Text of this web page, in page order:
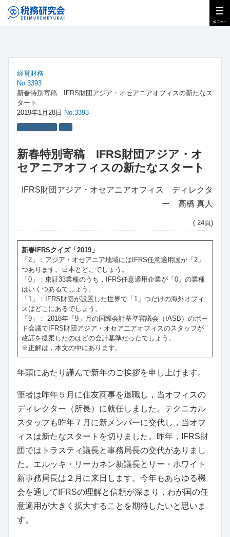
経営財務
No.3393
新春特別寄稿 IFRS財団アジア・オセアニアオフィスの新たなス
タート
2019年1月28日 No.3393
新春特別寄稿 解説
新春特別寄稿 IFRS財団アジア・オ
セアニアオフィスの新たなスタート
IFRS財団アジア・オセアニアオフィス ディレクタ
ー 高橋 真人
( 24頁)
新春IFRSクイズ「2019」
「2」：アジア・オセアニア地域にはIFRS任意適用国が「2」
つあります。日本とどこでしょう。
「0」：東証33業種のうち，IFRS任意適用企業が「0」の業種
はいくつあるでしょう。
「1」：IFRS財団が設置した世界で「1」つだけの海外オフィ
スはどこにあるでしょう。
「9」： 2018年「9」月の国際会計基準審議会（IASB）のボー
ド会議でIFRS財団アジア・オセアニアオフィスのスタッフが
改訂を提案したのはどの会計基準だったでしょう。
※正解は，本文の中にあります。
年頭にあたり謹んで新年のご挨拶を申し上げます。
筆者は昨年５月に住友商事を退職し，当オフィスの
ディレクター（所長）に就任しました。テクニカル
スタッフも昨年７月に新メンバーに交代し，当オフ
ィスは新たなスタートを切りました。昨年，IFRS財
団ではトラスティ議長と事務局長の交代がありまし
た。エルッキ・リーカネン新議長とリー・ホワイト
新事務局長は２月に来日します。今年もあらゆる機
会を通してIFRSの理解と信頼が深まり，わが国の任
意適用が大きく拡大することを期待したいと思いま
す。